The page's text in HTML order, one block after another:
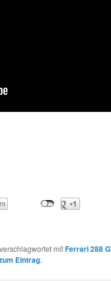
mitFerrari 288
Eintrag.